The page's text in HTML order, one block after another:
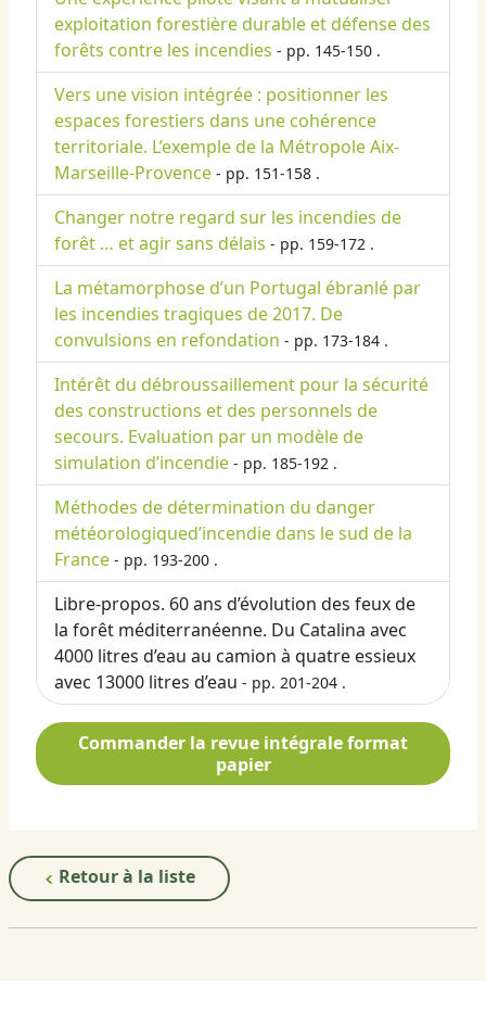
exploitation forestière durable et défense des
forêts contre les incendies - pp. 145-150 .
Vers une vision intégrée : positionner les
espaces forestiers dans une cohérence
territoriale. L’exemple de la Métropole Aix-
Marseille-Provence - pp. 151-158 .
Changer notre regard sur les incendies de
forêt … et agir sans délais - pp. 159-172 .
La métamorphose d’un Portugal ébranlé par
les incendies tragiques de 2017. De
convulsions en refondation - pp. 173-184 .
Intérêt du débroussaillement pour la sécurité
des constructions et des personnels de
secours. Evaluation par un modèle de
simulation d’incendie - pp. 185-192 .
Méthodes de détermination du danger
météorologiqued’incendie dans le sud de la
France - pp. 193-200 .
Libre-propos. 60 ans d’évolution des feux de
la forêt méditerranéenne. Du Catalina avec
4000 litres d’eau au camion à quatre essieux
avec 13000 litres d’eau - pp. 201-204 .
Commander la revue intégrale format
papier
Retour à la liste